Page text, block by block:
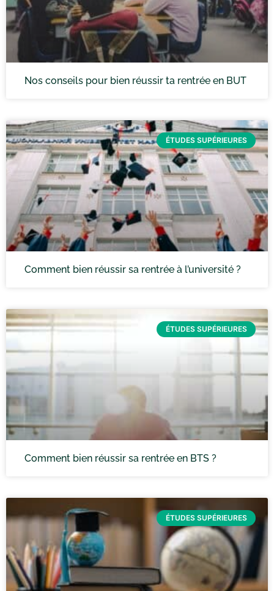
Nos conseils pour bien réussir ta rentrée en BUT
ÉTUDES SUPÉRIEURES
Comment bien réussir sa rentrée à l’université ?
ÉTUDES SUPÉRIEURES
Comment bien réussir sa rentrée en BTS ?
ÉTUDES SUPÉRIEURES